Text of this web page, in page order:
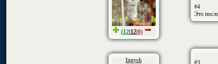
(12|12|0)
#4
Это
Ingysh #3